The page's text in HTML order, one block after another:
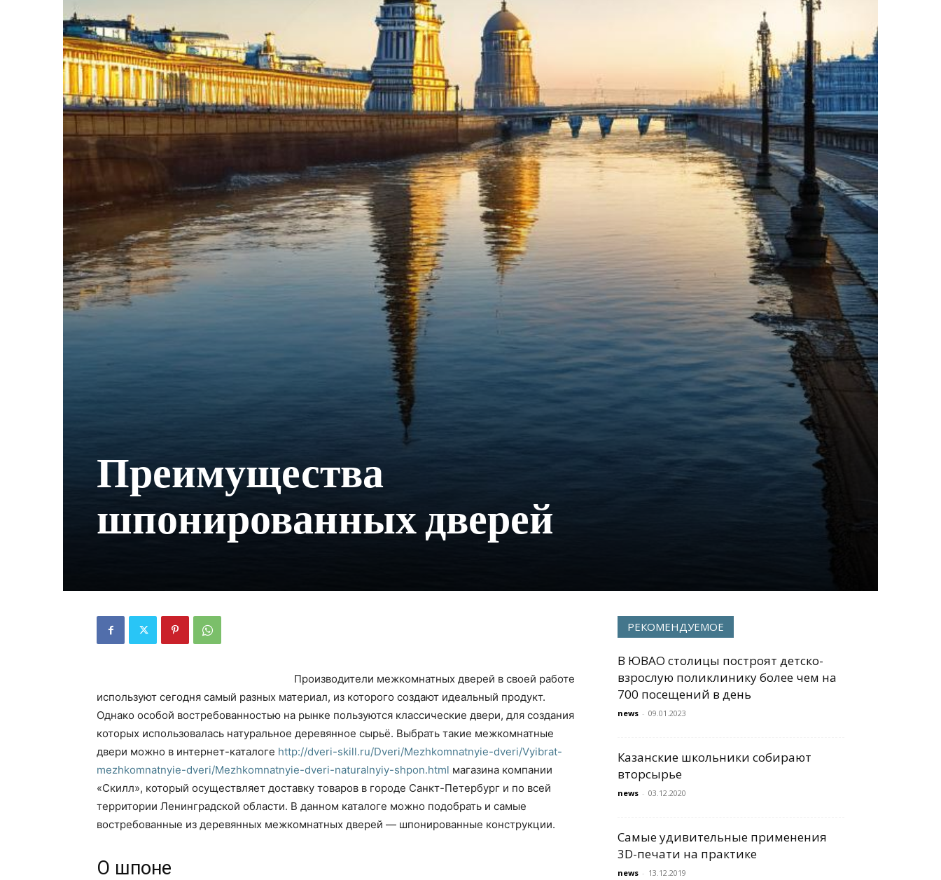
Преимущества
шпонированных дверей
Производители межкомнатных дверей в своей работе
используют сегодня самый разных материал, из которого создают идеальный продукт.
Однако особой востребованностью на рынке пользуются классические двери, для создания
которых использовалась натуральное деревянное сырьё. Выбрать такие межкомнатные
двери можно в интернет-каталоге http://dveri-skill.ru/Dveri/Mezhkomnatnyie-dveri/Vyibrat-
mezhkomnatnyie-dveri/Mezhkomnatnyie-dveri-naturalnyiy-shpon.html магазина компании
«Скилл», который осуществляет доставку товаров в городе Санкт-Петербург и по всей
территории Ленинградской области. В данном каталоге можно подобрать и самые
востребованные из деревянных межкомнатных дверей — шпонированные конструкции.
О шпоне
РЕКОМЕНДУЕМОЕ
В ЮВАО столицы построят детско-
взрослую поликлинику более чем на
700 посещений в день
news - 09.01.2023
Казанские школьники собирают
вторсырье
news - 03.12.2020
Самые удивительные применения
3D-печати на практике
news - 13.12.2019